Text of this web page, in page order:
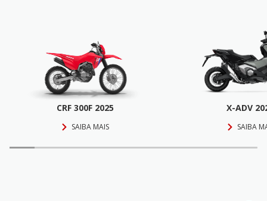
CRF 300F 2025
SAIBA MAIS
X-ADV
SAIBA